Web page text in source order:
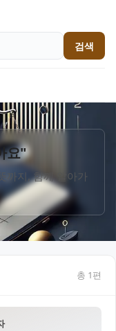
검색
요"
까지, 함께 알아가
총 1편